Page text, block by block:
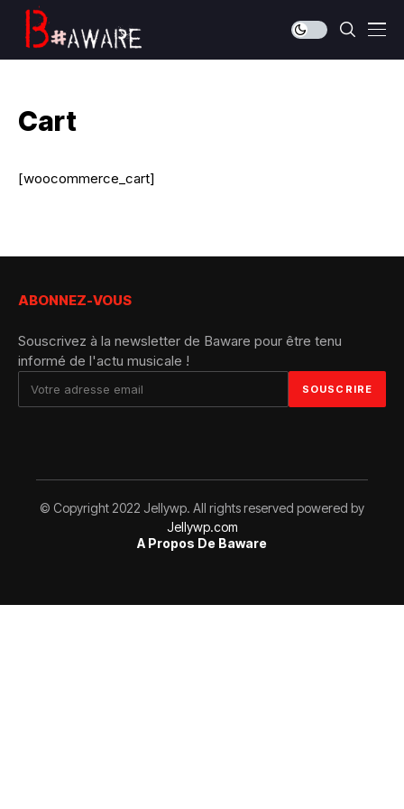
Cart
[woocommerce_cart]
ABONNEZ-VOUS
Souscrivez à la newsletter de Baware pour être tenu
informé de l'actu musicale !
© Copyright 2022 Jellywp. All rights reserved powered by
Jellywp.com
A Propos De Baware